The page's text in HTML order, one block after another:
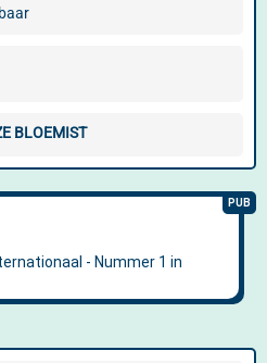
BLOEMIST